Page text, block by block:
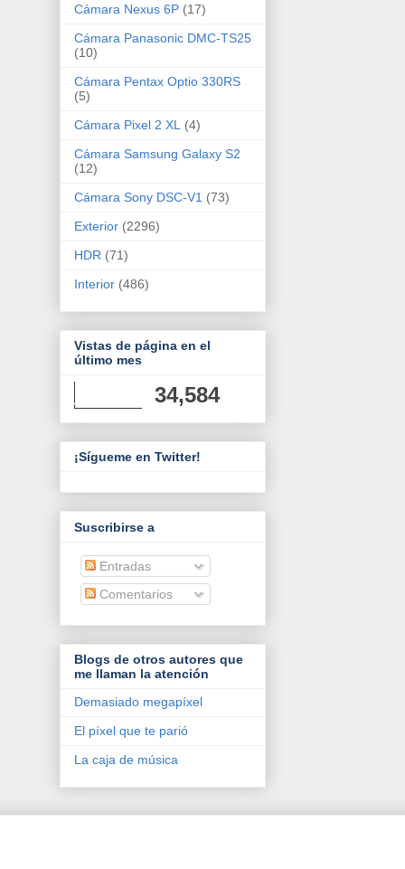
Cámara Nexus 6P (17)
Cámara Panasonic DMC-TS25
(10)
Cámara Pentax Optio 330RS
(5)
Cámara Pixel 2 XL
(4)
Cámara Samsung Galaxy S2
(12)
Cámara Sony DSC-V1 (73)
Exterior (2296)
HDR (71)
Interior (486)
Vistas de página en el
último mes
34,584
¡Sígueme en Twitter!
Suscribirse a
Entradas
Comentarios
Blogs de otros autores que
me llaman la atención
Demasiado megapíxel
El píxel que te parió
La caja de música